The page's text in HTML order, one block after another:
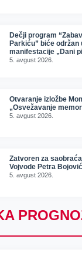
Dečji program
Parkiću” biće
manifestacije „Dani
5. avgust 2026.
Otvaranje izložbe
„Osvežavanje
5. avgust 2026.
Zatvoren za
Vojvode Petra
5. avgust 2026.